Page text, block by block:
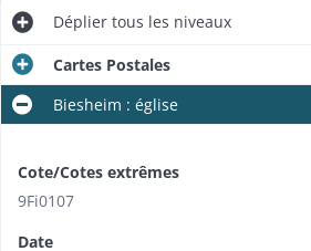
Déplier tous les niveaux
Cartes Postales
Biesheim : église
Cote/Cotes extrêmes
9Fi0107
Date